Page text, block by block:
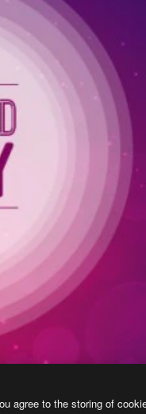
agree to the storing of